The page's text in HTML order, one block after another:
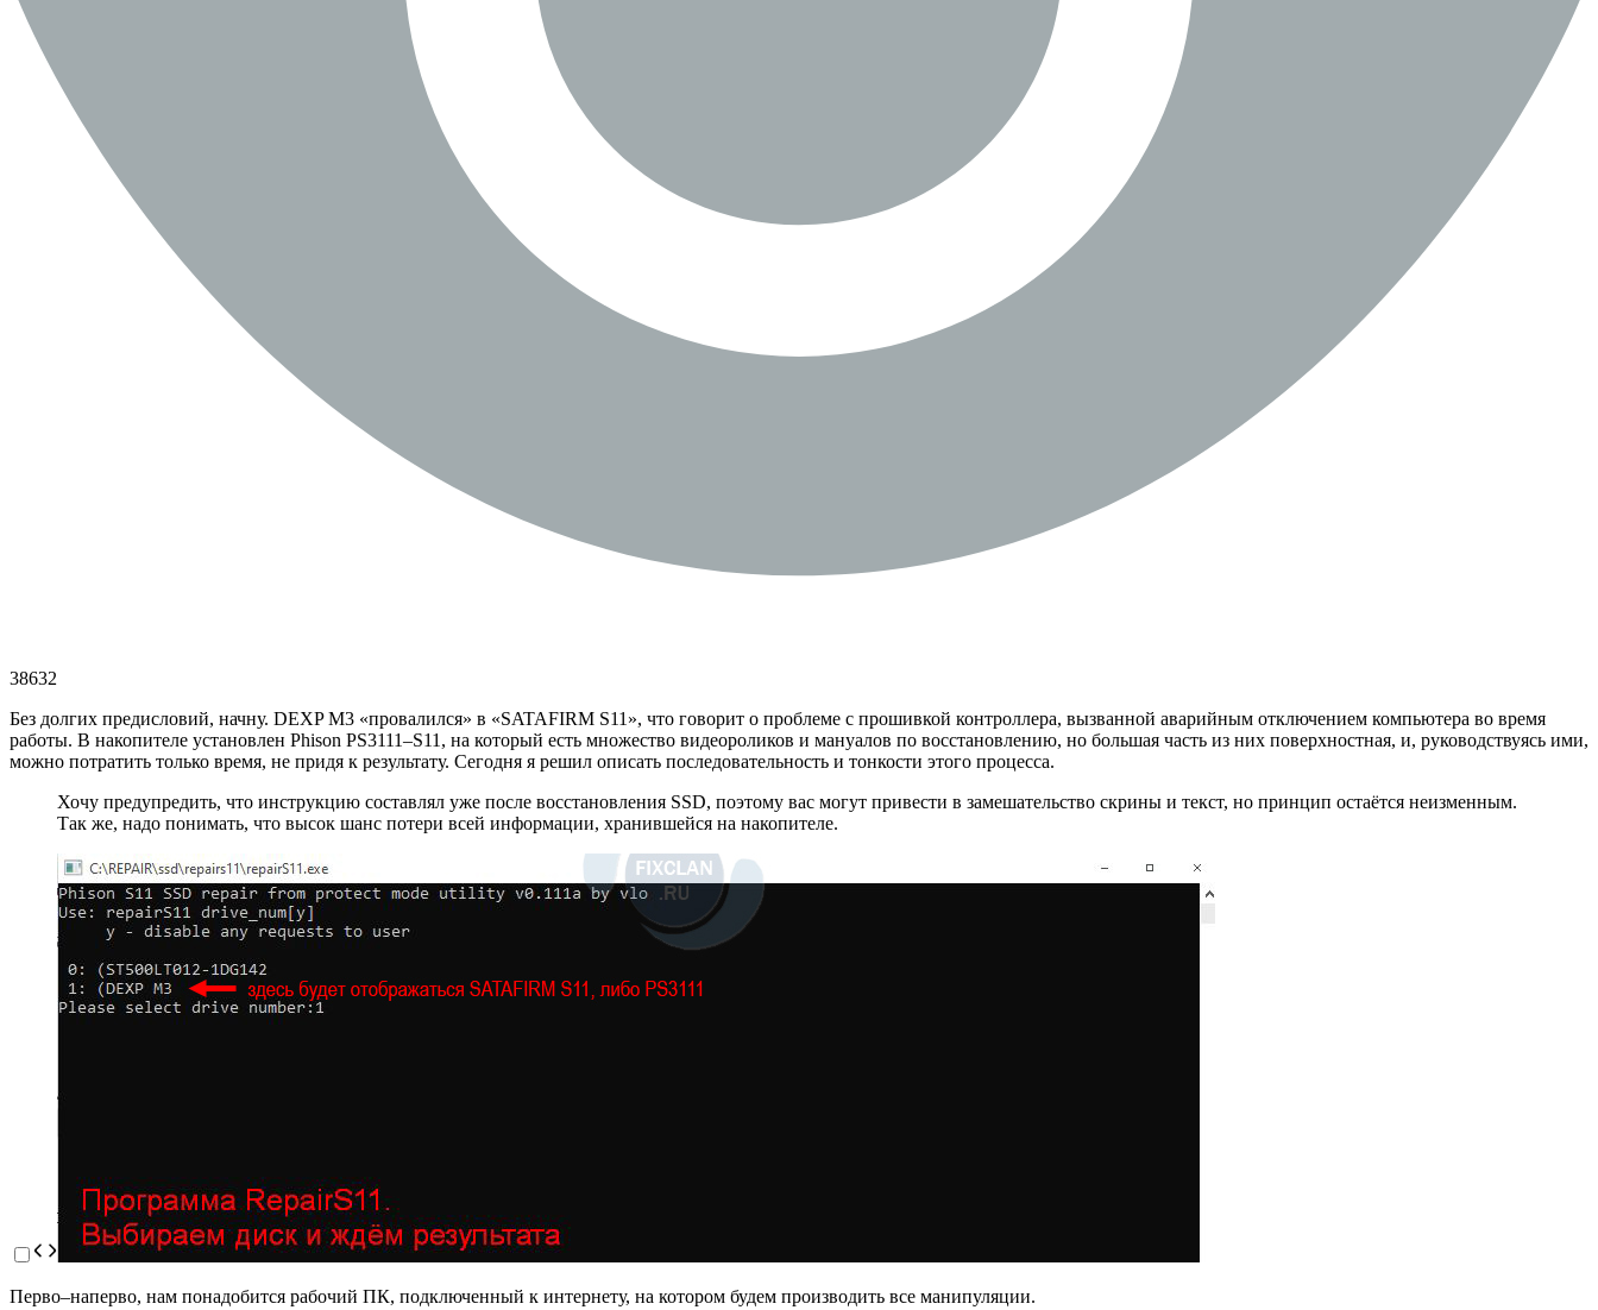
38632
Без долгих предисловий, начну. DEXP M3 «провалился» в «SATAFIRM S11», что говорит о проблеме с прошивкой контроллера, вызванной аварийным отключением компьютера во время
работы. В накопителе установлен Phison PS3111–S11, на который есть множество видеороликов и мануалов по восстановлению, но большая часть из них поверхностная, и, руководствуясь ими,
можно потратить только время, не придя к результату. Сегодня я решил описать последовательность и тонкости этого процесса.
Хочу предупредить, что инструкцию составлял уже после восстановления SSD, поэтому вас могут привести в замешательство скрины и текст, но принцип остаётся неизменным.
Так же, надо понимать, что высок шанс потери всей информации, хранившейся на накопителе.
Перво–наперво, нам понадобится рабочий ПК, подключенный к интернету, на котором будем производить все манипуляции.